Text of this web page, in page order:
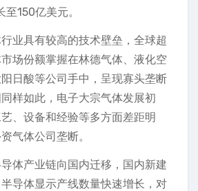
150亿美元。
业具有较高的技术壁垒，全球超
场份额掌握在林德气体、液化空
日酸等公司手中，呈现寡头垄断
样如此，电子大宗气体发展初
、设备和经验等多方面差距明
气体公司垄断。
体产业链向国内迁移，国内新建
导体显示产线数量快速增长，对